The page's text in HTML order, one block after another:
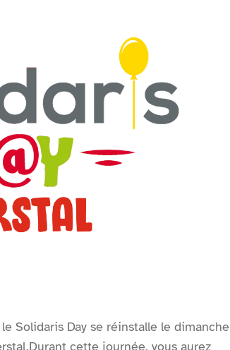
Solidaris Day se réinstalle le dimanche
cette journée, vous aurez